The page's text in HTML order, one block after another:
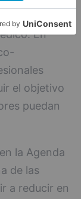
En
el objetivo
puedan
la Agenda
de las
a reducir en